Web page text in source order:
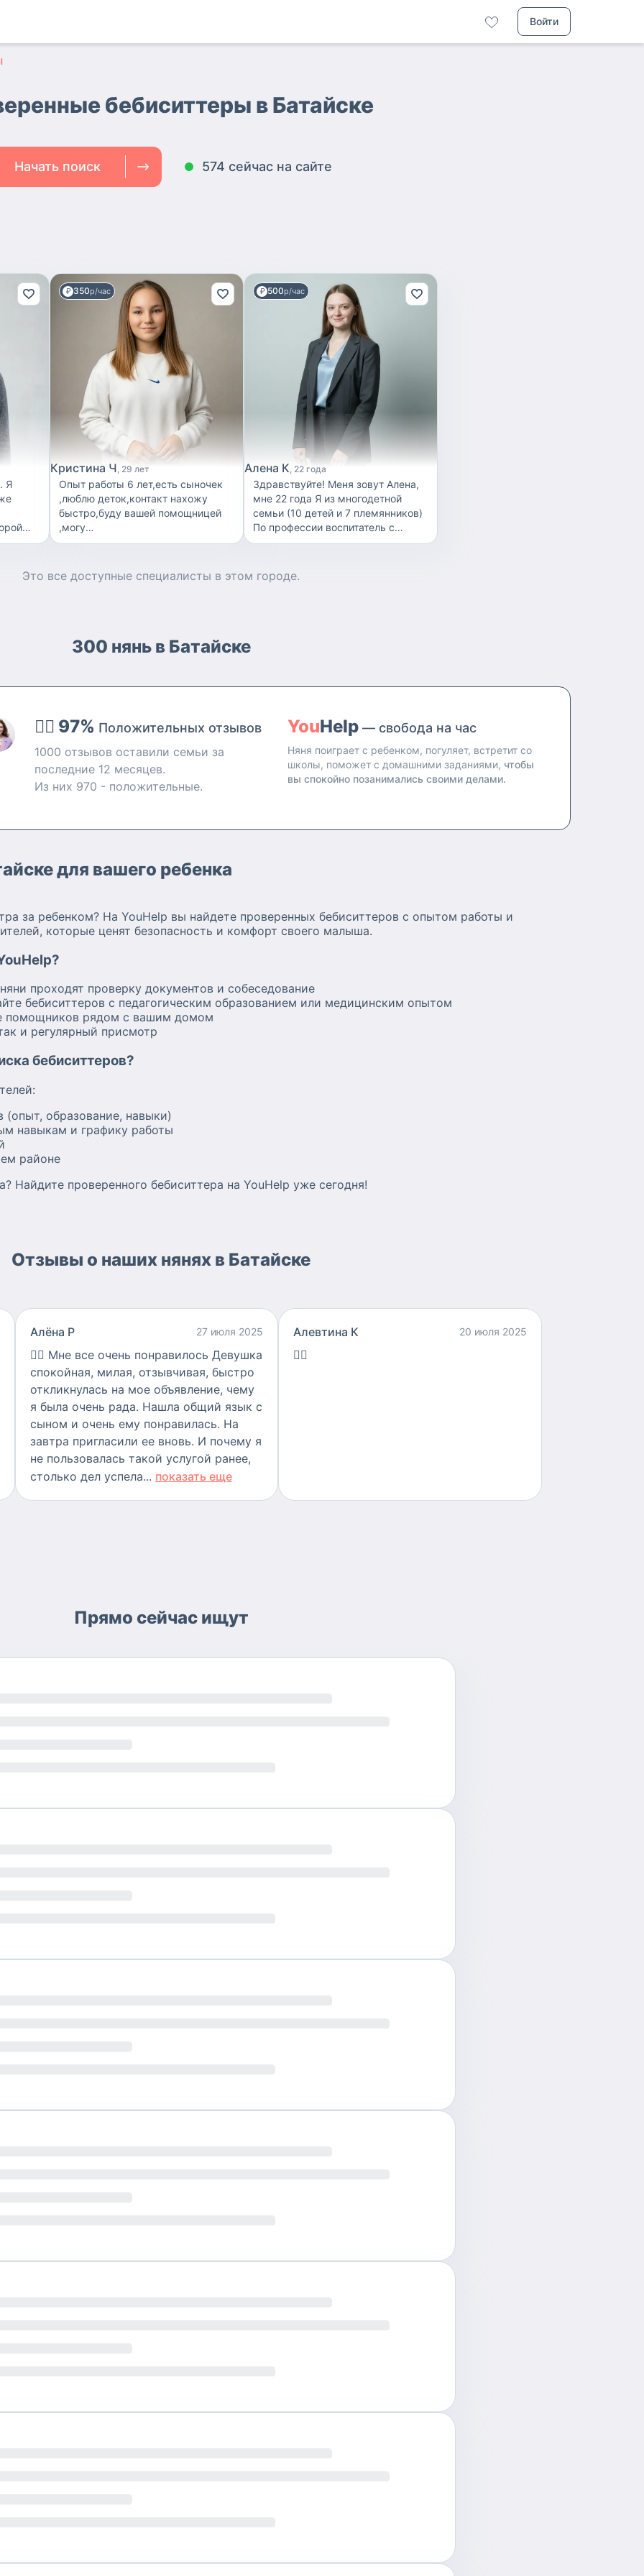
Войти
бебиситтеры в Батайске
Начать поиск 574 сейчас на сайте
за
и
на
350р/час
Кристина Ч 29 лет
Опыт работы 6 лет,есть сыночек
,люблю деток,контакт нахожу
быстро,буду вашей помощницей
,могу
погулять,поиграть,покормить,позаниматься,искупать,дела
буду рада!
500р/час
Алена К 22 года
Здравствуйте! Меня зовут Алена,
мне 22 года Я из многодетной
семьи (10 детей и 7 племянников)
По профессии воспитатель с
детьми с ОВЗ и с сохранным
люблю деток поэтому посвятила
обучение навыкам
возрасту, песенки, чтение)
договорённости 😊
Это все доступные специалисты в этом городе.
300 нянь в Батайске
👍🏻 97% Положительных отзывов
1000 отзывов оставили семьи за
последние 12 месяцев.
Из них 970 - положительные.
YouHelp — свобода на час
Няня поиграет с ребенком, погуляет, встретит со
школы, поможет с домашними заданиями, чтобы
вы спокойно позанимались своими делами.
для вашего ребенка
за ребенком? На YouHelp вы найдете проверенных бебиситтеров с опытом работы и
которые ценят безопасность и комфорт своего малыша.
проходят проверку документов и собеседование
бебиситтеров с педагогическим образованием или медицинским опытом
помощников рядом с вашим домом
и регулярный присмотр
бебиситтеров?
образование, навыки)
навыкам и графику работы
районе
Найдите проверенного бебиситтера на YouHelp уже сегодня!
Отзывы о наших нянях в Батайске
Алëна Р 27 июля 2025
👍🏻 Мне все очень понравилось Девушка
спокойная, милая, отзывчивая, быстро
откликнулась на мое объявление, чему
я была очень рада. Нашла общий язык с
сыном и очень ему понравилась. На
завтра пригласили ее вновь. И почему я
не пользовалась такой услугой ранее,
столько дел успела... показать еще
Алевтина К 20 июля 2025
👍🏻
Прямо сейчас ищут